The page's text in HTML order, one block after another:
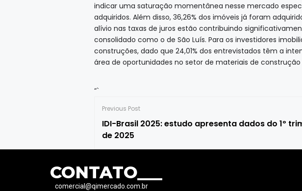
indicar uma saturação momentânea nesse mercado
adquiridos. Além disso, 36,26% dos imóveis já foram
alívio nas taxas de juros estão contribuindo
consolidado como o de São Luís. Para os investidores
construções, dado que 24,01% dos entrevistados têm a
área de oportunidades no setor de materiais de
“`
Previous Post
IDI-Brasil 2025: estudo apresenta dados do 1º
de 2025
CONTATO___
comercial@qimercado.com.br